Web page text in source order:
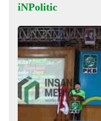
iNPolitic